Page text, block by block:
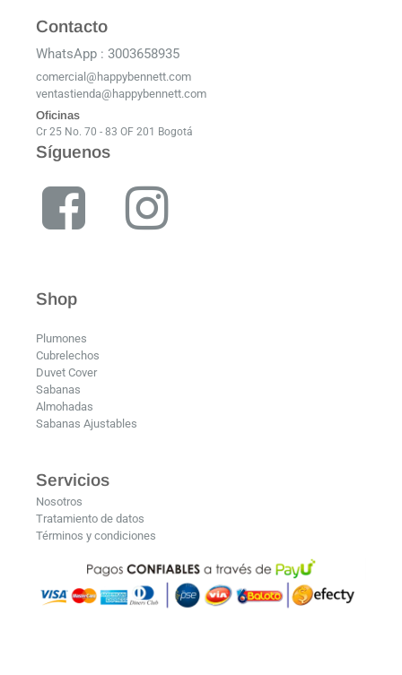
Contacto
WhatsApp : 3003658935
comercial@happybennett.com
ventastienda@happybennett.com
Oficinas
Cr 25 No. 70 - 83 OF 201 Bogotá
Síguenos
Shop
Plumones
Cubrelechos
Duvet Cover
Sabanas
Almohadas
Sabanas Ajustables
Servicios
Nosotros
Tratamiento de datos
Términos y condiciones